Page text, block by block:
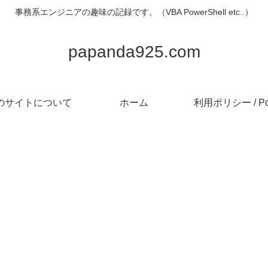
事務系エンジニアの趣味の記録です。（VBA PowerShell etc..）
papanda925.com
サイトについて ホーム 利用ポリシー /